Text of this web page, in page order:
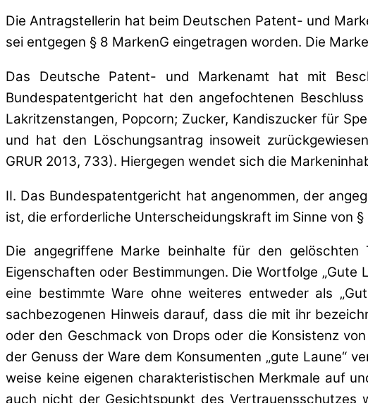
Die Antragstellerin hat beim Deutschen Patent- und
sei entgegen § 8 MarkenG eingetragen worden. Die
Das Deutsche Patent- und Markenamt hat mit
Bundespatentgericht hat den angefochtenen
Lakritzenstangen, Popcorn; Zucker, Kandiszucker für
und hat den Löschungsantrag insoweit
GRUR 2013, 733). Hiergegen wendet sich die
II. Das Bundespatentgericht hat angenommen, der
ist, die erforderliche Unterscheidungskraft im Sinne von
Die angegriffene Marke beinhalte für den
Eigenschaften oder Bestimmungen. Die Wortfolge
eine bestimmte Ware ohne weiteres entweder als
sachbezogenen Hinweis darauf, dass die mit ihr
oder den Geschmack von Drops oder die Konsistenz
der Genuss der Ware dem Konsumenten „gute Laune“
weise keine eigenen charakteristischen Merkmale auf
auch nicht der Gesichtspunkt des Vertrauensschutzes